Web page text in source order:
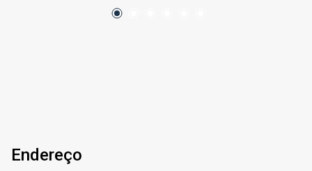
Endereço